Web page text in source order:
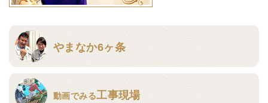
やまなか6ヶ条
動画でみる工事現場